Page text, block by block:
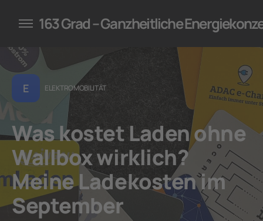
für Unternehmen
163 Grad – Ganzheitliche
E ELEKTROMOBILITÄT
Was kostet Laden ohne
Wallbox wirklich?
Meine Ladekosten im
September